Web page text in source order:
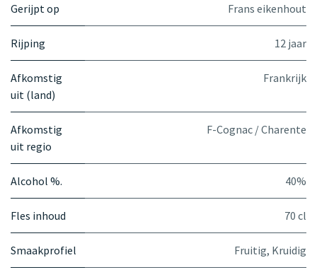
Gerijpt op Frans eikenhout
Rijping 12 jaar
Afkomstig
uit (land)
Frankrijk
Afkomstig
uit regio
F-Cognac / Charente
Alcohol %. 40%
Fles inhoud 70 cl
Smaakprofiel Fruitig, Kruidig